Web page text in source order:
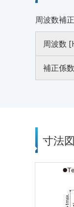
周波数補
周波数
補正係数
寸法